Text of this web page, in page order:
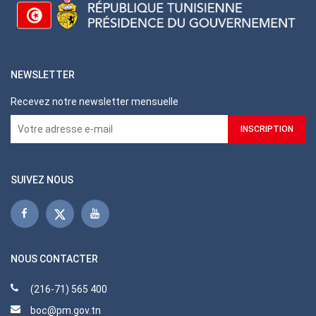
NEWSLETTER
Recevez notre newsletter mensuelle
SUIVEZ NOUS
NOUS CONTACTER
(216-71) 565 400
boc@pm.gov.tn